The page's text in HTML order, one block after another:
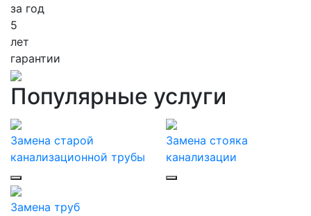
за год
5
лет
гарантии
Популярные услуги
Замена старой
канализационной трубы
Замена стояка
канализации
Замена труб